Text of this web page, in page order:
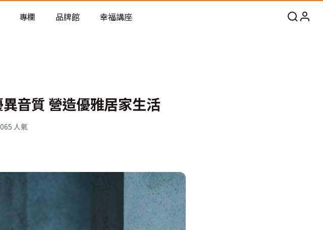
煥新術
專欄 品牌館 幸福講座
音質 營造優雅居家生活
人氣